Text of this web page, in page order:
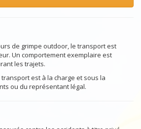
de grimpe outdoor, le transport est
Un comportement exemplaire est
les trajets.
est à la charge et sous la
ou du représentant légal.